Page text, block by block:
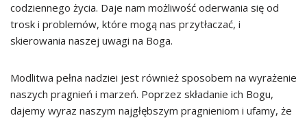
codziennego życia. Daje nam możliwość oderwania się od
trosk i problemów, które mogą nas przytłaczać, i
skierowania naszej uwagi na Boga.
Modlitwa pełna nadziei jest również sposobem na wyrażenie
naszych pragnień i marzeń. Poprzez składanie ich Bogu,
dajemy wyraz naszym najgłębszym pragnieniom i ufamy, że